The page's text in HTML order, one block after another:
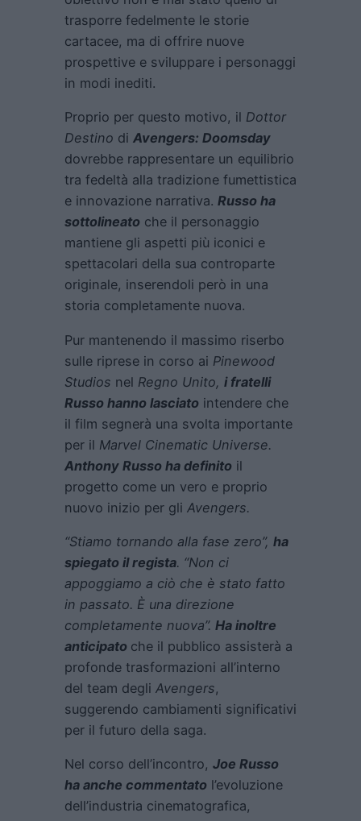
trasporre fedelmente le storie
cartacee, ma di offrire nuove
prospettive e sviluppare i personaggi
in modi inediti.
Proprio per questo motivo, il Dottor
Destino di Avengers: Doomsday
dovrebbe rappresentare un equilibrio
tra fedeltà alla tradizione fumettistica
e innovazione narrativa. Russo ha
sottolineato che il personaggio
mantiene gli aspetti più iconici e
spettacolari della sua controparte
originale, inserendoli però in una
storia completamente nuova.
Pur mantenendo il massimo riserbo
sulle riprese in corso ai Pinewood
Studios nel Regno Unito, i fratelli
Russo hanno lasciato intendere che
il film segnerà una svolta importante
per il Marvel Cinematic Universe.
Anthony Russo ha definito il
progetto come un vero e proprio
nuovo inizio per gli Avengers.
“Stiamo tornando alla fase zero”, ha
spiegato il regista. “Non ci
appoggiamo a ciò che è stato fatto
in passato. È una direzione
completamente nuova”. Ha inoltre
anticipato che il pubblico assisterà a
profonde trasformazioni all’interno
del team degli Avengers,
suggerendo cambiamenti significativi
per il futuro della saga.
Nel corso dell’incontro, Joe Russo
ha anche commentato l’evoluzione
dell’industria cinematografica,